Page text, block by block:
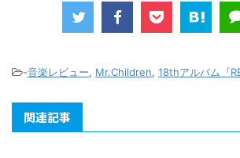
-音楽レビュー, Mr.Children, 18thアルバム『
関連記事